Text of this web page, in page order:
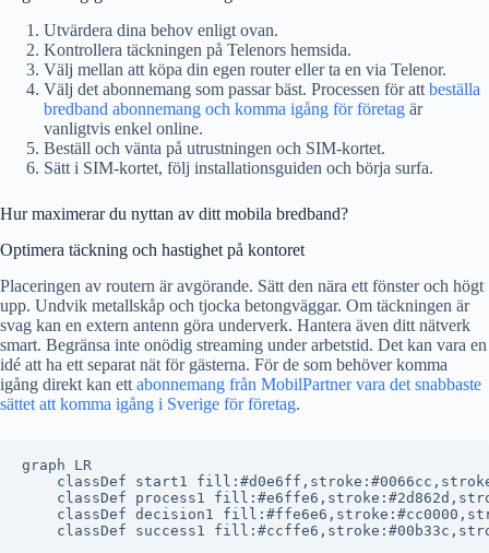
Utvärdera dina behov enligt ovan.
Kontrollera täckningen på Telenors hemsida.
Välj mellan att köpa din egen router eller ta en via Telenor.
Välj det abonnemang som passar bäst. Processen för att beställa
bredband abonnemang och komma igång för företag är
vanligtvis enkel online.
Beställ och vänta på utrustningen och SIM-kortet.
Sätt i SIM-kortet, följ installationsguiden och börja surfa.
Hur maximerar du nyttan av ditt mobila bredband?
Optimera täckning och hastighet på kontoret
Placeringen av routern är avgörande. Sätt den nära ett fönster och högt
upp. Undvik metallskåp och tjocka betongväggar. Om täckningen är
svag kan en extern antenn göra underverk. Hantera även ditt nätverk
smart. Begränsa inte onödig streaming under arbetstid. Det kan vara en
idé att ha ett separat nät för gästerna. För de som behöver komma
igång direkt kan ett abonnemang från MobilPartner vara det snabbaste
sättet att komma igång i Sverige för företag.
graph LR
classDef start1
classDef process1
classDef decision1
classDef success1